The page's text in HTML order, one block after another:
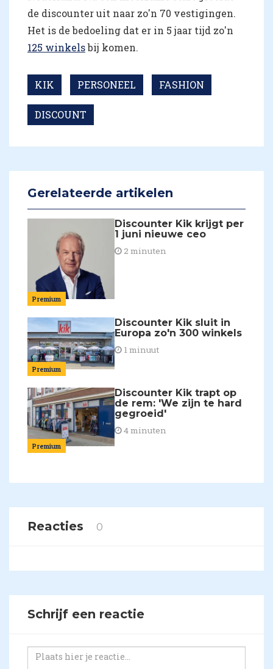
de discounter uit naar zo'n 70 vestigingen.
Het is de bedoeling dat er in 5 jaar tijd zo'n
125 winkelsbij komen.
KIK PERSONEEL FASHION
DISCOUNT
Gerelateerde artikelen
Premium
Discounter Kik krijgt per
1 juni nieuwe ceo
2 minuten
Premium
Discounter Kik sluit in
Europa zo'n 300 winkels
1 minuut
Premium
Discounter Kik trapt op
de rem: 'We zijn te hard
gegroeid'
4 minuten
Reacties 0
Schrijf een reactie